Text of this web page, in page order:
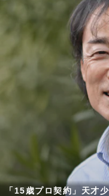
「15歳プロ契約」天才